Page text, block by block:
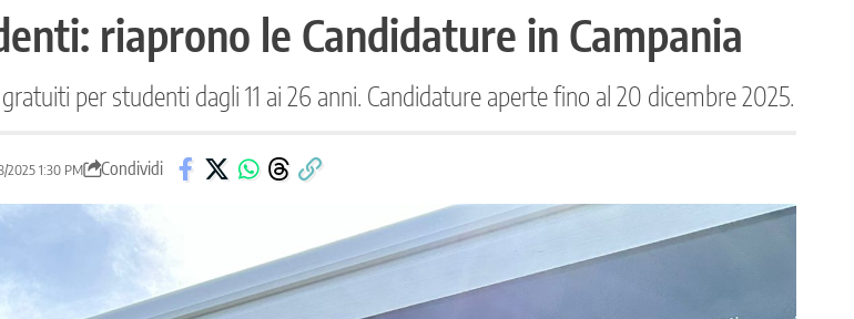
riaprono le Candidature in Campania
per studenti dagli 11 ai 26 anni. Candidature aperte fino al 20 dicembre 2025.
2025 1:30 PM Condividi